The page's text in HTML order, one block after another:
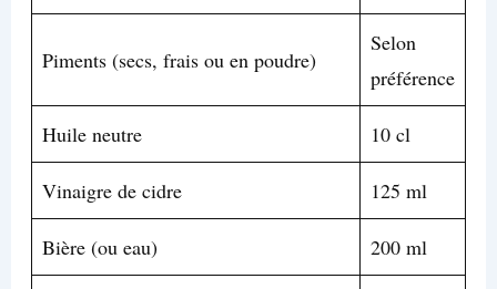
Piments (secs, frais ou en poudre)
Selon
préférence
Huile neutre 10 cl
Vinaigre de cidre 125 ml
Bière (ou eau) 200 ml